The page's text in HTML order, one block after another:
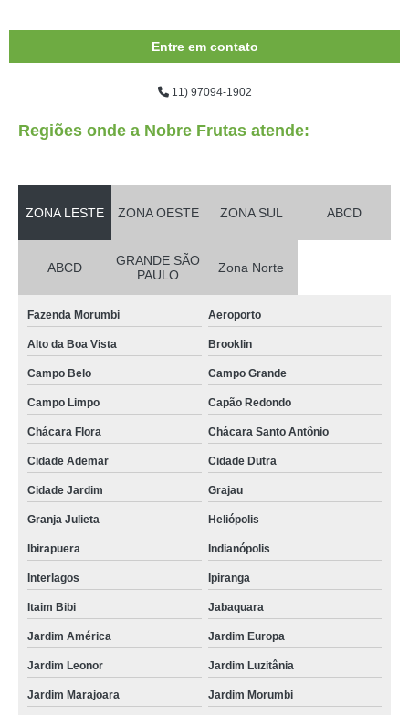
Entre em contato
11) 97094-1902
Regiões onde a Nobre Frutas atende:
ZONA LESTE ZONA OESTE ZONA SUL ABCD
ABCD
GRANDE SÃO
PAULO
Zona Norte
Fazenda Morumbi Aeroporto
Alto da Boa Vista Brooklin
Campo Belo Campo Grande
Campo Limpo Capão Redondo
Chácara Flora Chácara Santo Antônio
Cidade Ademar Cidade Dutra
Cidade Jardim Grajau
Granja Julieta Heliópolis
Ibirapuera Indianópolis
Interlagos Ipiranga
Itaim Bibi Jabaquara
Jardim América Jardim Europa
Jardim Leonor Jardim Luzitânia
Jardim Marajoara Jardim Morumbi